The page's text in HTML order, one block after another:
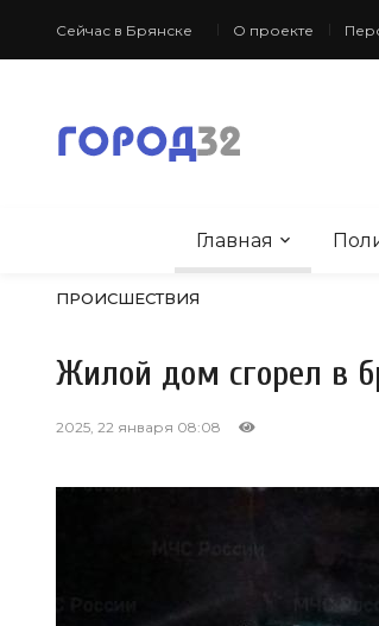
Сейчас в Брянске О проекте
Главная
ПРОИСШЕСТВИЯ
Жилой дом сгорел в
2025, 22 января 08:08